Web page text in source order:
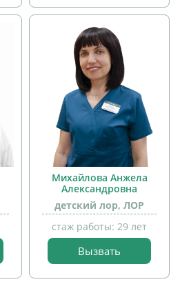
прием
детей
Михайлова Анжела
Александровна
детский лор, ЛОР
стаж работы: 29 лет
Вызвать